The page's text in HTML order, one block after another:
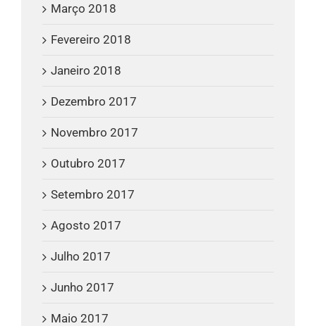
Março 2018
Fevereiro 2018
Janeiro 2018
Dezembro 2017
Novembro 2017
Outubro 2017
Setembro 2017
Agosto 2017
Julho 2017
Junho 2017
Maio 2017